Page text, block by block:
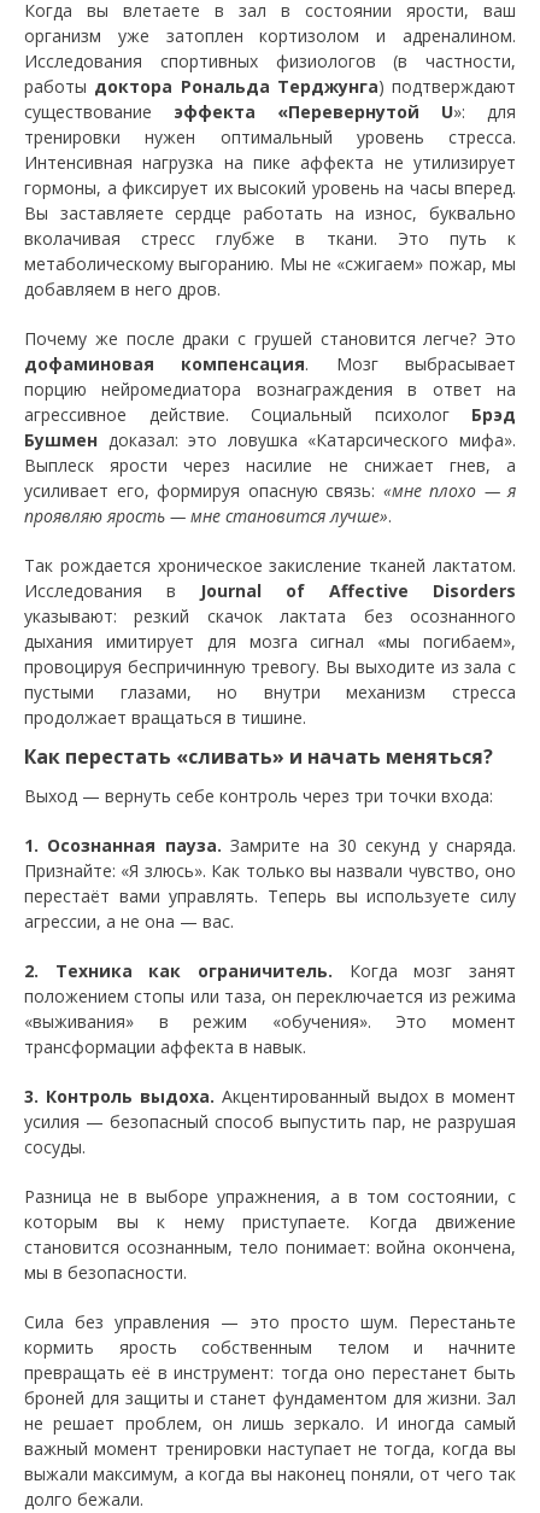
​Когда вы влетаете в зал в состоянии ярости, ваш
организм уже затоплен кортизолом и адреналином.
Исследования спортивных физиологов (в частности,
работы доктора Рональда Терджунга) подтверждают
существование эффекта «Перевернутой U»: для
тренировки нужен оптимальный уровень стресса.
Интенсивная нагрузка на пике аффекта не утилизирует
гормоны, а фиксирует их высокий уровень на часы вперед.
Вы заставляете сердце работать на износ, буквально
вколачивая стресс глубже в ткани. Это путь к
метаболическому выгоранию. Мы не «сжигаем» пожар, мы
добавляем в него дров.
​Почему же после драки с грушей становится легче? Это
дофаминовая компенсация. Мозг выбрасывает
порцию нейромедиатора вознаграждения в ответ на
агрессивное действие. Социальный психолог Брэд
Бушмен доказал: это ловушка «Катарсического мифа».
Выплеск ярости через насилие не снижает гнев, а
усиливает его, формируя опасную связь: «мне плохо — я
проявляю ярость — мне становится лучше».
​Так рождается хроническое закисление тканей лактатом.
Исследования в
Journal of Affective Disorders
указывают: резкий скачок лактата без осознанного
дыхания имитирует для мозга сигнал «мы погибаем»,
провоцируя беспричинную тревогу. Вы выходите из зала с
пустыми глазами, но внутри механизм стресса
продолжает вращаться в тишине.
​Как перестать «сливать» и начать меняться?
​Выход — вернуть себе контроль через три точки входа:
1. ​Осознанная пауза.Замрите на 30 секунд у снаряда.
Признайте: «Я злюсь». Как только вы назвали чувство, оно
перестаёт вами управлять. Теперь вы используете силу
агрессии, а не она — вас.
2. ​Техника как ограничитель. Когда мозг занят
положением стопы или таза, он переключается из режима
«выживания» в режим «обучения». Это момент
трансформации аффекта в навык.
3. ​Контроль выдоха. Акцентированный выдох в момент
усилия — безопасный способ выпустить пар, не разрушая
сосуды.
​Разница не в выборе упражнения, а в том состоянии, с
которым вы к нему приступаете. Когда движение
становится осознанным, тело понимает: война окончена,
мы в безопасности.
​Сила без управления — это просто шум. Перестаньте
кормить ярость собственным телом и начните
превращать её в инструмент: тогда оно перестанет быть
броней для защиты и станет фундаментом для жизни. Зал
не решает проблем, он лишь зеркало. И иногда самый
важный момент тренировки наступает не тогда, когда вы
выжали максимум, а когда вы наконец поняли, от чего так
долго бежали.